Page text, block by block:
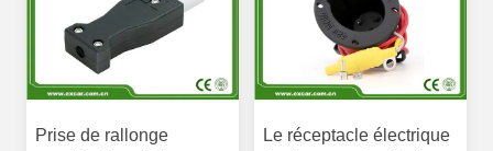
Prise de rallonge
Le réceptacle électrique